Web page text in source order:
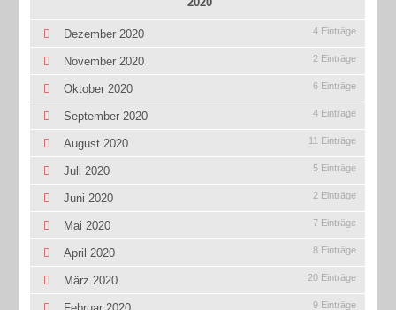
Dezember 2020 4 Einträge
November 2020 2 Einträge
Oktober 2020 6 Einträge
September 2020 4 Einträge
August 2020 11 Einträge
Juli 2020 5 Einträge
Juni 2020 2 Einträge
Mai 2020 7 Einträge
April 2020 8 Einträge
März 2020 20 Einträge
9 Einträge